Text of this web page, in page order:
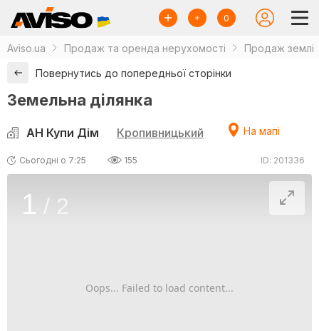
0
Aviso.ua Продаж та оренда нерухомості Продаж землі
Повернутись до попередньої сторінки
Земельна ділянка
АН Купи Дім Кропивницький На мапі
Сьогодні о 7:25 155 ID: 201336
Oops... Failed to load content...
1 / 2